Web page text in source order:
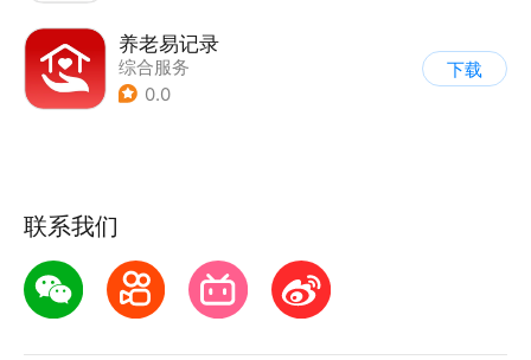
养老易记录
综合服务
0.0
下载
联系我们